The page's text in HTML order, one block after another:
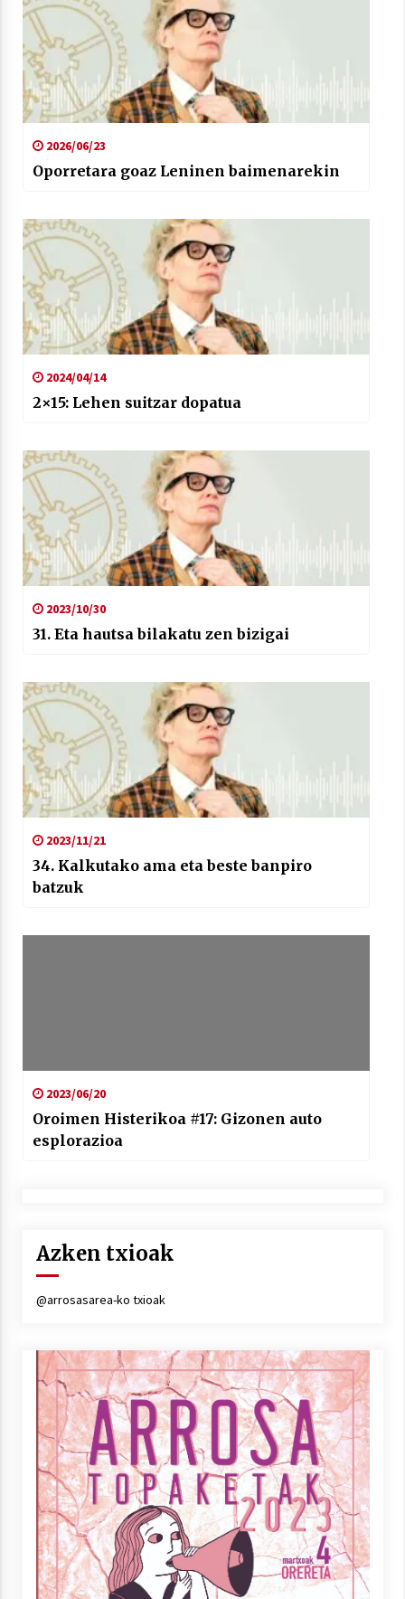
2026/06/23
Oporretara goaz Leninen baimenarekin
2024/04/14
2×15: Lehen suitzar dopatua
2023/10/30
31. Eta hautsa bilakatu zen bizigai
2023/11/21
34. Kalkutako ama eta beste banpiro
batzuk
2023/06/20
Oroimen Histerikoa #17: Gizonen auto
esplorazioa
Azken txioak
@arrosasarea-ko txioak